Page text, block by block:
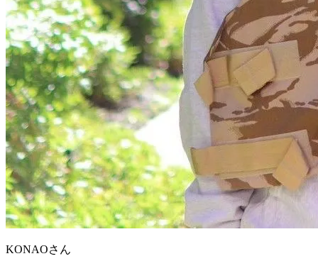
KONAOさん